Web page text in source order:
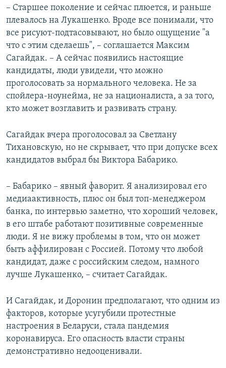
– Старшее поколение и сейчас плюется, и раньше
плевалось на Лукашенко. Вроде все понимали, что
все рисуют-подтасовывают, но было ощущение "а
что с этим сделаешь", – соглашается Максим
Сагайдак. – А сейчас появились настоящие
кандидаты, люди увидели, что можно
проголосовать за нормального человека. Не за
спойлера-ноунейма, не за националиста, а за того,
кто может возглавить и развивать страну.
Сагайдак вчера проголосовал за Светлану
Тихановскую, но не скрывает, что при допуске всех
кандидатов выбрал бы Виктора Бабарико.
– Бабарико – явный фаворит. Я анализировал его
медиаактивность, плюс он был топ-менеджером
банка, по интервью заметно, что хороший человек,
в его штабе работают позитивные современные
люди. Я не вижу проблемы в том, что он может
быть аффилирован с Россией. Потому что любой
кандидат, даже с российским следом, намного
лучше Лукашенко, – считает Сагайдак.
И Сагайдак, и Доронин предполагают, что одним из
факторов, которые усугубили протестные
настроения в Беларуси, стала пандемия
коронавируса. Его опасность власти страны
демонстративно недооценивали.